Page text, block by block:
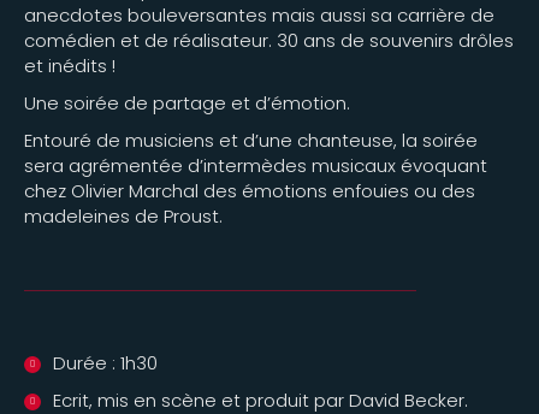
anecdotes bouleversantes mais aussi sa carrière de
comédien et de réalisateur. 30 ans de souvenirs drôles
et inédits !
Une soirée de partage et d’émotion.
Entouré de musiciens et d’une chanteuse, la soirée
sera agrémentée d’intermèdes musicaux évoquant
chez Olivier Marchal des émotions enfouies ou des
madeleines de Proust.
Durée : 1h30
Ecrit, mis en scène et produit par David Becker.